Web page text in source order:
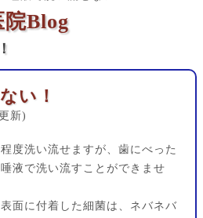
院Blog
い！
新)
度洗い流せますが、歯にべった
液で洗い流すことができませ
面に付着した細菌は、ネバネバ